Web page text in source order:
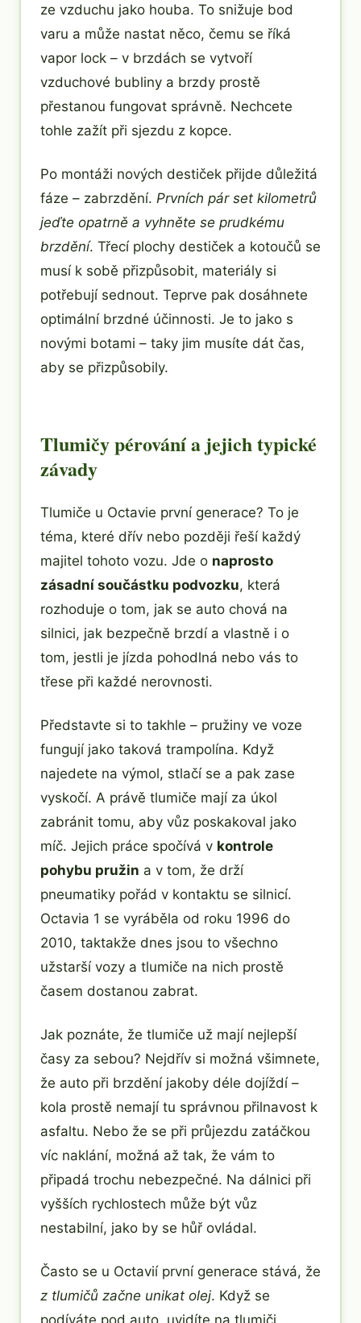
ze vzduchu jako houba. To snižuje bod
varu a může nastat něco, čemu se říká
vapor lock – v brzdách se vytvoří
vzduchové bubliny a brzdy prostě
přestanou fungovat správně. Nechcete
tohle zažít při sjezdu z kopce.
Po montáži nových destiček přijde důležitá
fáze – zabrzdění. Prvních pár set kilometrů
jeďte opatrně a vyhněte se prudkému
brzdění. Třecí plochy destiček a kotoučů se
musí k sobě přizpůsobit, materiály si
potřebují sednout. Teprve pak dosáhnete
optimální brzdné účinnosti. Je to jako s
novými botami – taky jim musíte dát čas,
aby se přizpůsobily.
Tlumičy pérování a jejich typické
závady
Tlumiče u Octavie první generace? To je
téma, které dřív nebo později řeší každý
majitel tohoto vozu. Jde o naprosto
zásadní součástku podvozku, která
rozhoduje o tom, jak se auto chová na
silnici, jak bezpečně brzdí a vlastně i o
tom, jestli je jízda pohodlná nebo vás to
třese při každé nerovnosti.
Představte si to takhle – pružiny ve voze
fungují jako taková trampolína. Když
najedete na výmol, stlačí se a pak zase
vyskočí. A právě tlumiče mají za úkol
zabránit tomu, aby vůz poskakoval jako
míč. Jejich práce spočívá v kontrole
pohybu pružin a v tom, že drží
pneumatiky pořád v kontaktu se silnicí.
Octavia 1 se vyráběla od roku 1996 do
2010, taktakže dnes jsou to všechno
užstarší vozy a tlumiče na nich prostě
časem dostanou zabrat.
Jak poznáte, že tlumiče už mají nejlepší
časy za sebou? Nejdřív si možná všimnete,
že auto při brzdění jakoby déle dojíždí –
kola prostě nemají tu správnou přilnavost k
asfaltu. Nebo že se při průjezdu zatáčkou
víc naklání, možná až tak, že vám to
připadá trochu nebezpečné. Na dálnici při
vyšších rychlostech může být vůz
nestabilní, jako by se hůř ovládal.
Často se u Octavií první generace stává, že
z tlumičů začne unikat olej. Když se
podíváte pod auto, uvidíte na tlumiči